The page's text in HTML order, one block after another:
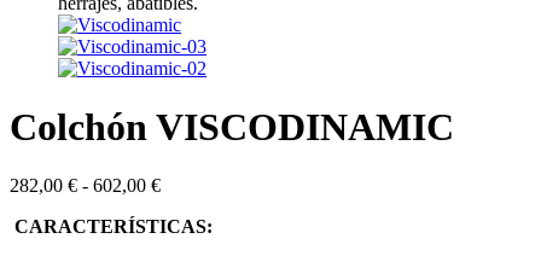
Colchón VISCODINAMIC
282,00 € - 602,00 €Rango
precios:
CARACTERÍSTICAS: